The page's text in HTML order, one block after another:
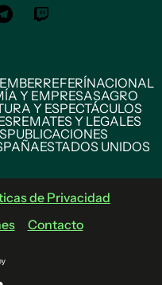
REFERÍNACIONAL
Y EMPRESASAGRO
Y ESPECTÁCULOS
REMATES Y LEGALES
PUBLICACIONES
ESTADOS UNIDOS
de Privacidad
Contacto